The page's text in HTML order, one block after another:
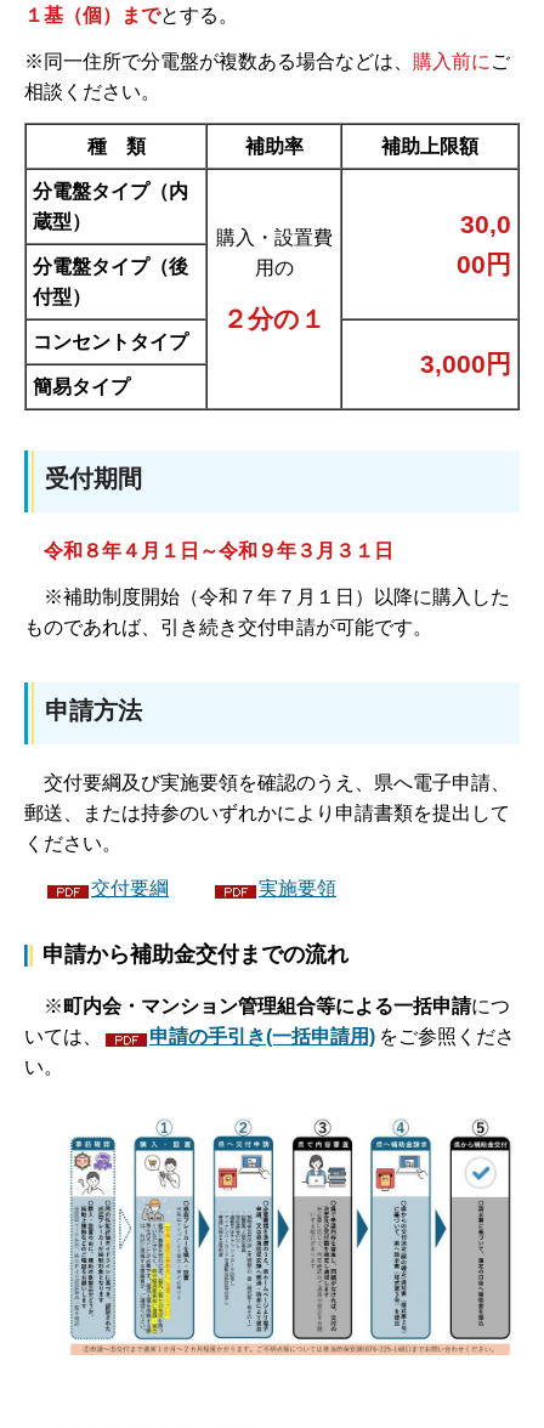
１基（個）までとする。
※同一住所で分電盤が複数ある場合などは、 購入前に ご
相談ください。
種 類 補助率 補助上限額
分電盤タイプ（内
蔵型）
購入・設置費
用の
２分の１
30,0
00円
分電盤タイプ（後
付型）
コンセントタイプ
3,000円
簡易タイプ
受付期間
令和８年４月１日～令和９年３月３１日
※補助制度開始（令和７年７月１日）以降に購入した
ものであれば、引き続き交付申請が可能です。
申請方法
交付要綱及び実施要領を確認のうえ、県へ電子申請、
郵送、または持参のいずれかにより申請書類を提出して
ください。
交付要綱 実施要領
申請から補助金交付までの流れ
※町内会・マンション管理組合等による一括申請につ
いては、
申請の手引き(一括申請用) をご参照くださ
い。